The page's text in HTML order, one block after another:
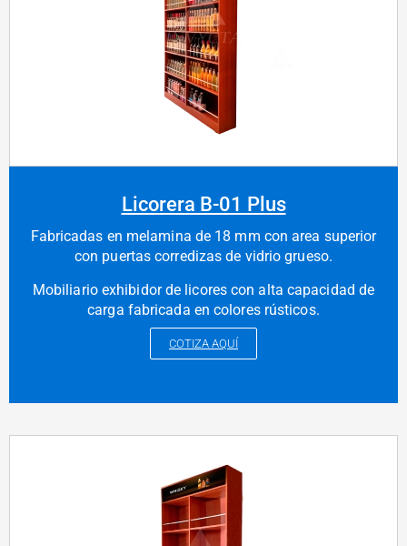
Licorera B-01 Plus
Fabricadas en melamina de 18 mm con area superior
con puertas corredizas de vidrio grueso.
Mobiliario exhibidor de licores con alta capacidad de
carga fabricada en colores rústicos.
COTIZA AQUÍ